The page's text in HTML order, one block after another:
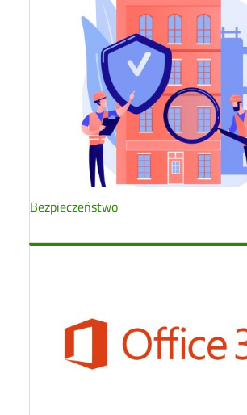
Bezpieczeństwo